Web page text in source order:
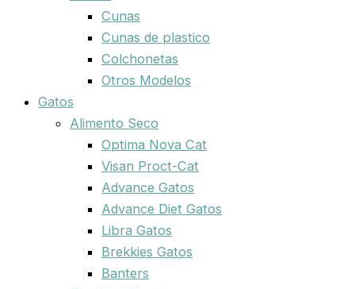
Cunas
Cunas de plastico
Colchonetas
Otros Modelos
Gatos
Alimento Seco
Optima Nova Cat
Visan Proct-Cat
Advance Gatos
Advance Diet Gatos
Libra Gatos
Brekkies Gatos
Banters